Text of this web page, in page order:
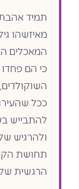
תמיד
מאיזשהו
המאכלים
כי הם
השוקולדים,
ככל
להתבייש
ולהרגיש
תחושת
הרגשית